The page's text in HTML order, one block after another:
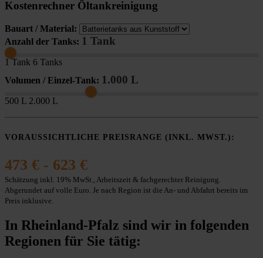
Kostenrechner Öltankreinigung
Bauart / Material:
Anzahl der Tanks: 1 Tank
1 Tank 6 Tanks
Volumen / Einzel-Tank: 1.000 L
500 L 2.000 L
VORAUSSICHTLICHE PREISRANGE (INKL. MWST.):
473 € - 623 €
Schätzung inkl. 19% MwSt., Arbeitszeit & fachgerechter Reinigung.
Abgerundet auf volle Euro. Je nach Region ist die An- und Abfahrt bereits im
Preis inklusive.
In Rheinland-Pfalz sind wir in folgenden
Regionen für Sie tätig: